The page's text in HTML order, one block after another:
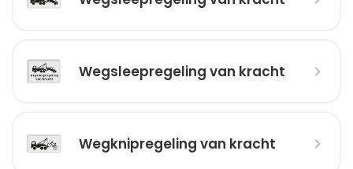
Wegsleepregeling van kracht
Wegknipregeling van kracht